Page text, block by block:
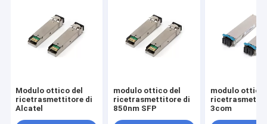
Modulo ottico del
ricetrasmettitore di
Alcatel
modulo ottico del
ricetrasmettitore di
850nm SFP
modulo ottico
3com